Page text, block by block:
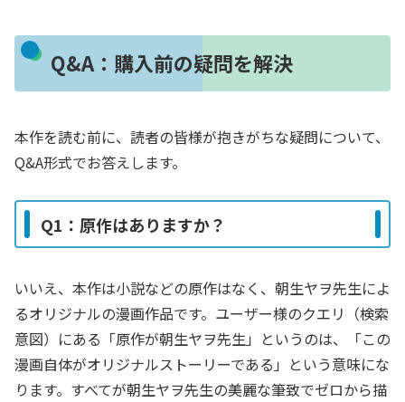
Q&A：購入前の疑問を解決
本作を読む前に、読者の皆様が抱きがちな疑問について、
Q&A形式でお答えします。
Q1：原作はありますか？
いいえ、本作は小説などの原作はなく、朝生ヤヲ先生によ
るオリジナルの漫画作品です。ユーザー様のクエリ（検索
意図）にある「原作が朝生ヤヲ先生」というのは、「この
漫画自体がオリジナルストーリーである」という意味にな
ります。すべてが朝生ヤヲ先生の美麗な筆致でゼロから描